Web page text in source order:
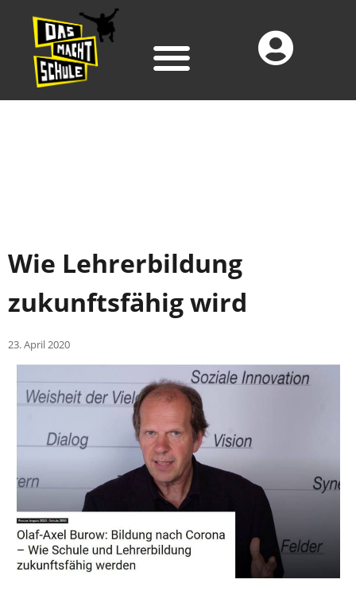
Wie Lehrerbildung
zukunftsfähig wird
23. April 2020